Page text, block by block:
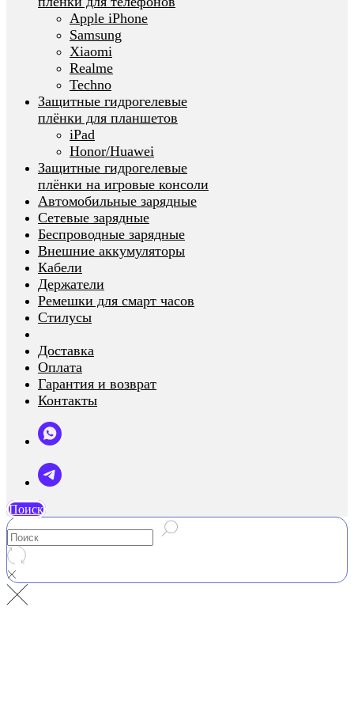
Apple iPhone
Samsung
Xiaomi
Realme
Techno
Защитные гидрогелевые
плёнки для планшетов
iPad
Honor/Huawei
Защитные гидрогелевые
плёнки на игровые консоли
Автомобильные зарядные
Сетевые зарядные
Беспроводные зарядные
Внешние аккумуляторы
Кабели
Держатели
Ремешки для смарт часов
Стилусы
Доставка
Оплата
Гарантия и возврат
Контакты
Поиск